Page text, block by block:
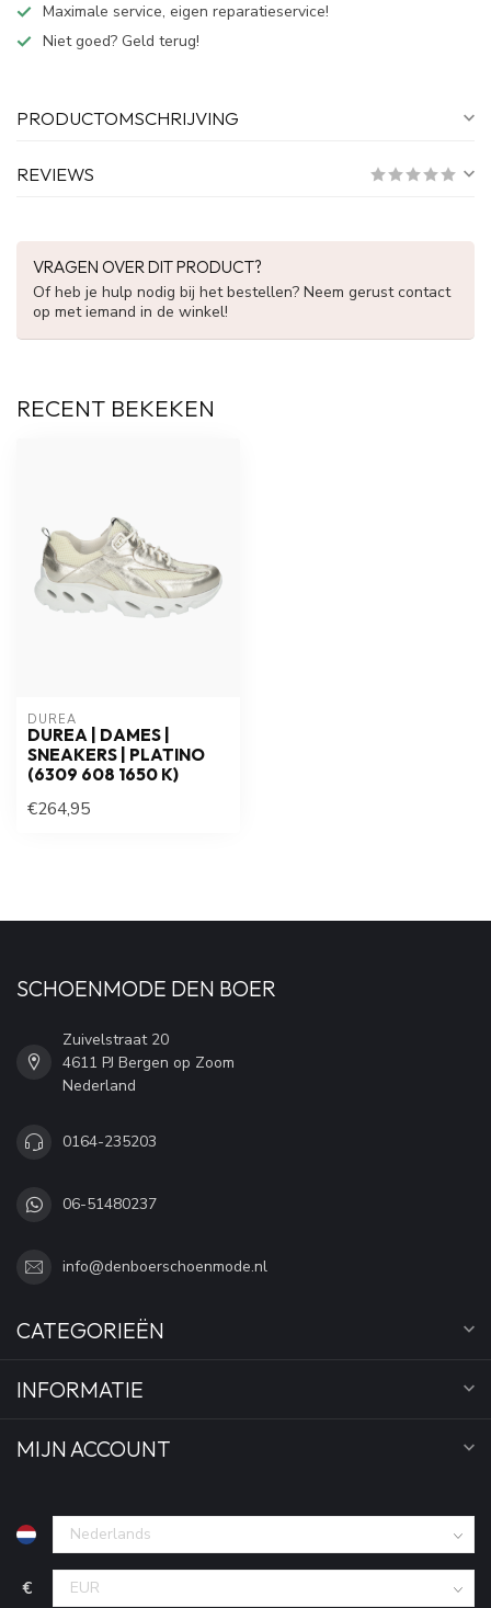
Maximale service, eigen reparatieservice!
Niet goed? Geld terug!
PRODUCTOMSCHRIJVING
REVIEWS
VRAGEN OVER DIT PRODUCT?
Of heb je hulp nodig bij het bestellen? Neem gerust contact
op met iemand in de winkel!
RECENT BEKEKEN
DUREA
DUREA | DAMES |
SNEAKERS | PLATINO
(6309 608 1650 K)
€264,95
SCHOENMODE DEN BOER
Zuivelstraat 20
4611 PJ Bergen op Zoom
Nederland
0164-235203
06-51480237
info@denboerschoenmode.nl
CATEGORIEËN
INFORMATIE
MIJN ACCOUNT
€